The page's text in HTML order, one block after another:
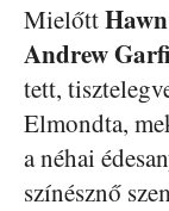
MielőttHawn
Andrew
tett,
Elmondta,
a néhai
színésznő